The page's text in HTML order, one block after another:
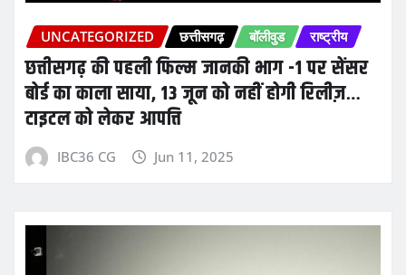
UNCATEGORIZED छत्तीसगढ़ बॉलीवुड राष्ट्रीय
छत्तीसगढ़ की पहली फिल्म जानकी भाग -1 पर सेंसर
बोर्ड का काला साया, 13 जून को नहीं होगी रिलीज़…
टाइटल को लेकर आपत्ति
IBC36 CG Jun 11, 2025